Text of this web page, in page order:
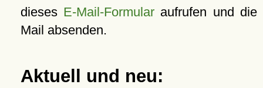
dieses E-Mail-Formular aufrufen und die
Mail absenden.
Aktuell und neu: